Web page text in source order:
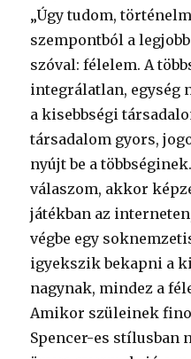
„Úgy tudom,
szempontból a
szóval: félelem. A
integrálatlan, egység
a kisebbségi
társadalom gyors,
nyújt be a
válaszom, akkor
játékban az
végbe egy
igyekszik bekapni a
nagynak, mindez a
Amikor szüleinek
Spencer-es stílusban